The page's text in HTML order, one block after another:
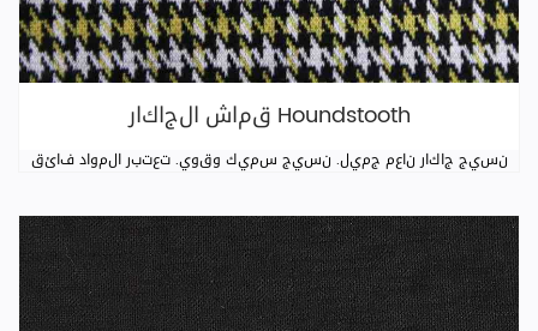
قماش الجاكار Houndstooth
نسيج جاكار ناعم جميل. نسيج سميك وقوي. تعتبر المواد فائق